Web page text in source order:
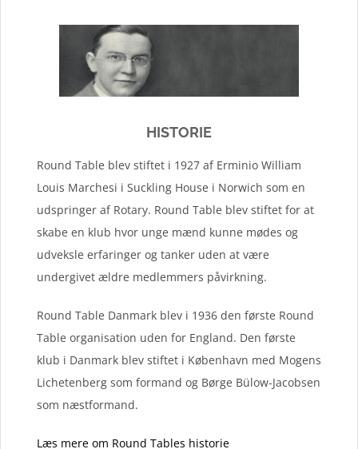
HISTORIE
Round Table blev stiftet i 1927 af Erminio William
Louis Marchesi i Suckling House i Norwich som en
udspringer af Rotary. Round Table blev stiftet for at
skabe en klub hvor unge mænd kunne mødes og
udveksle erfaringer og tanker uden at være
undergivet ældre medlemmers påvirkning.
Round Table Danmark blev i 1936 den første Round
Table organisation uden for England. Den første
klub i Danmark blev stiftet i København med Mogens
Lichetenberg som formand og Børge Bülow-Jacobsen
som næstformand.
Læs mere om Round Tables historie